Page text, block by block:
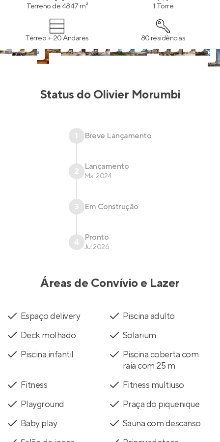
Terreno de 4847 m² 1 Torre
Térreo + 20 Andares 80 residências
Status doOlivier Morumbi
1 Breve Lançamento
2 Lançamento
Mai 2024
3 Em Construção
4 Pronto
Jul 2026
Áreas de Convívio e Lazer
Espaço delivery
Piscina adulto
Deck molhado
Solarium
Piscina infantil
Piscina coberta com
raia com 25 m
Fitness
Fitness multiuso
Playground
Praça do piquenique
Baby play
Sauna com descanso